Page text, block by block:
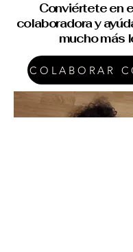
Conviértete en
colaboradora y
mucho más